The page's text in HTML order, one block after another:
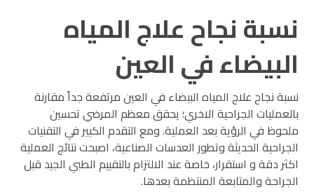
نسبة نجاح علاج المياه
البيضاء في العين
نسبة نجاح علاج المياه البيضاء في العين مرتفعة جداً مقارنة
بالعمليات الجراحية الاخري؛ يحقق معظم المرضي تحسين
ملحوظ في الرؤية بعد العملية. ومع التقدم الكبير في التقنيات
الجراحية الحديثة وتطور العدسات الصناعية، اصبحت نتائج العملية
اكثر دقة و استقرار، خاصة عند الالتزام بالتقييم الطبي الجيد قبل
الجراحة والمتابعة المنتظمة بعدها.